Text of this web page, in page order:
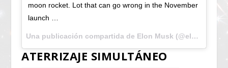
moon rocket. Lot that can go wrong in the November
launch …
Una publicación compartida de Elon Musk (@elonmusk) el
ATERRIZAJE SIMULTÁNEO